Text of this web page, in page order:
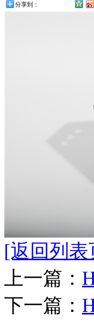
分享到：
[返回列表
上一篇：
下一篇：